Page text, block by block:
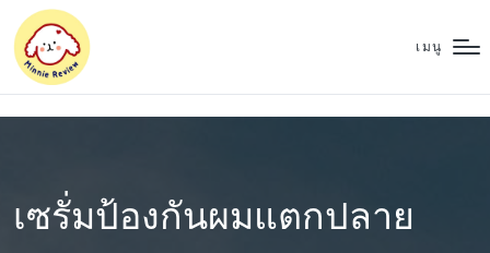
เมนู
เซรั่มป้องกันผมแตกปลาย